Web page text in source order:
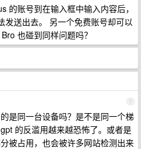
的账号到在输入框中输入内容后，
发送出去。 另一个免费账号却可以
也碰到同样问题吗？
1
是同一台设备吗？是不是同一个梯
的反滥用越来越恐怖了。或者是
被占用，也会被许多网站检测出来